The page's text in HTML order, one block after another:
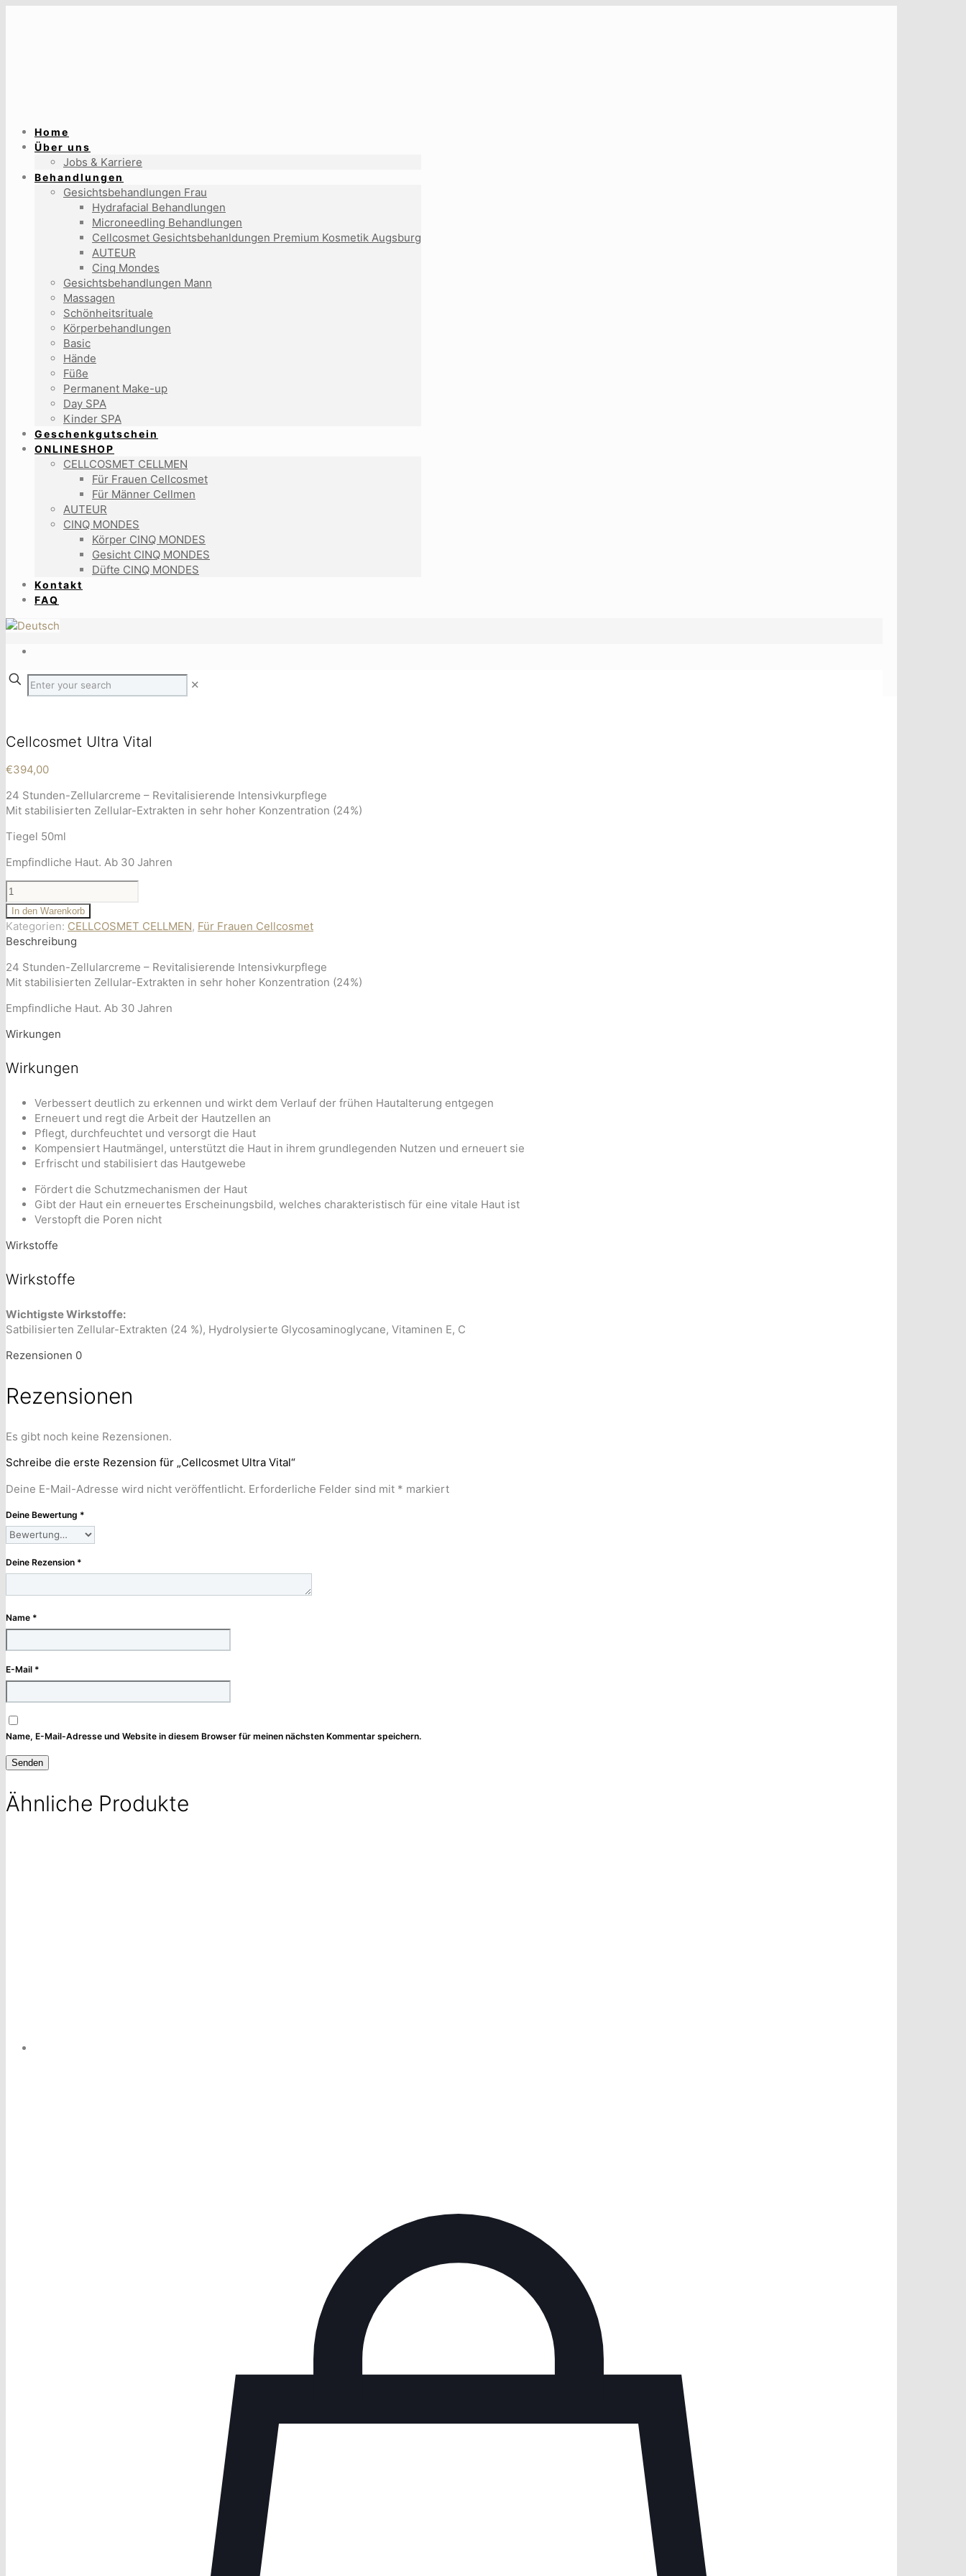
Home
Über uns
Jobs & Karriere
Behandlungen
Gesichtsbehandlungen Frau
Hydrafacial Behandlungen
Microneedling Behandlungen
Cellcosmet Gesichtsbehanldungen Premium Kosmetik Augsburg
AUTEUR
Cinq Mondes
Gesichtsbehandlungen Mann
Massagen
Schönheitsrituale
Körperbehandlungen
Basic
Hände
Füße
Permanent Make-up
Day SPA
Kinder SPA
Geschenkgutschein
ONLINESHOP
CELLCOSMET CELLMEN
Für Frauen Cellcosmet
Für Männer Cellmen
AUTEUR
CINQ MONDES
Körper CINQ MONDES
Gesicht CINQ MONDES
Düfte CINQ MONDES
Kontakt
FAQ
✕
Cellcosmet Ultra Vital
€394,00
24 Stunden-Zellularcreme – Revitalisierende Intensivkurpflege
Mit stabilisierten Zellular-Extrakten in sehr hoher Konzentration (24%)
Tiegel 50ml
Empfindliche Haut. Ab 30 Jahren
Cellcosmet
Ultra
Vital
In den Warenkorb
Kategorien: CELLCOSMET CELLMEN, Für Frauen Cellcosmet
Beschreibung
24 Stunden-Zellularcreme – Revitalisierende Intensivkurpflege
Mit stabilisierten Zellular-Extrakten in sehr hoher Konzentration (24%)
Empfindliche Haut. Ab 30 Jahren
Wirkungen
Wirkungen
Verbessert deutlich zu erkennen und wirkt dem Verlauf der frühen Hautalterung entgegen
Erneuert und regt die Arbeit der Hautzellen an
Pflegt, durchfeuchtet und versorgt die Haut
Kompensiert Hautmängel, unterstützt die Haut in ihrem grundlegenden Nutzen und erneuert sie
Erfrischt und stabilisiert das Hautgewebe
Fördert die Schutzmechanismen der Haut
Gibt der Haut ein erneuertes Erscheinungsbild, welches charakteristisch für eine vitale Haut ist
Verstopft die Poren nicht
Wirkstoffe
Wirkstoffe
Wichtigste Wirkstoffe:
Satbilisierten Zellular-Extrakten (24 %), Hydrolysierte Glycosaminoglycane, Vitaminen E, C
Rezensionen 0
Rezensionen
Es gibt noch keine Rezensionen.
Schreibe die erste Rezension für „Cellcosmet Ultra Vital“
Deine E-Mail-Adresse wird nicht veröffentlicht. Erforderliche Felder sind mit * markiert
Deine Bewertung *
Deine Rezension *
Name *
E-Mail *
Name, E-Mail-Adresse und Website in diesem Browser für meinen nächsten Kommentar speichern.
Ähnliche Produkte